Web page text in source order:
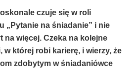
czuje się w roli
„Pytanie na śniadanie” i nie
na więcej. Czeka na kolejne
której robi karierę, i wierzy, że
zdobytym w śniadaniówce